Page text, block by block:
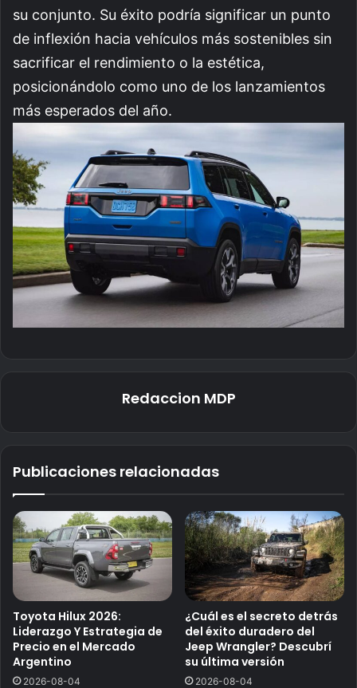
su conjunto. Su éxito podría significar un punto
de inflexión hacia vehículos más sostenibles sin
sacrificar el rendimiento o la estética,
posicionándolo como uno de los lanzamientos
más esperados del año.
Redaccion MDP
Publicaciones relacionadas
Toyota Hilux 2026:
Liderazgo Y Estrategia de
Precio en el Mercado
Argentino
2026-08-04
¿Cuál es el secreto detrás
del éxito duradero del
Jeep Wrangler? Descubrí
su última versión
2026-08-04